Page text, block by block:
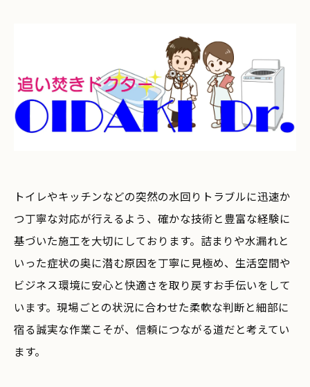
トイレやキッチンなどの突然の水回りトラブルに迅速か
つ丁寧な対応が行えるよう、確かな技術と豊富な経験に
基づいた施工を大切にしております。詰まりや水漏れと
いった症状の奥に潜む原因を丁寧に見極め、生活空間や
ビジネス環境に安心と快適さを取り戻すお手伝いをして
います。現場ごとの状況に合わせた柔軟な判断と細部に
宿る誠実な作業こそが、信頼につながる道だと考えてい
ます。